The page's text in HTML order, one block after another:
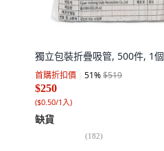
獨立包裝折疊吸管, 500件, 1個
首購折扣價 51%$519
$250
($0.50/1入)
缺貨
(182)